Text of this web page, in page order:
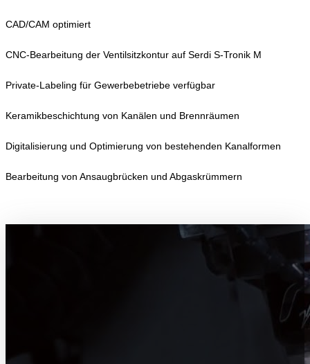
CAD/CAM optimiert
CNC-Bearbeitung der Ventilsitzkontur auf Serdi S-Tronik M
Private-Labeling für Gewerbebetriebe verfügbar
Keramikbeschichtung von Kanälen und Brennräumen
Digitalisierung und Optimierung von bestehenden Kanalformen
Bearbeitung von Ansaugbrücken und Abgaskrümmern